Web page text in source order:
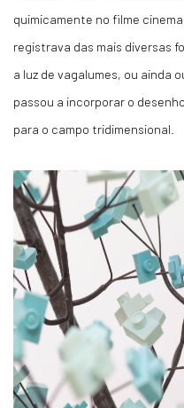
quimicamente no filme
registrava das mais diversas
a luz de vagalumes, ou ainda
passou a incorporar o
para o campo tridimensional.